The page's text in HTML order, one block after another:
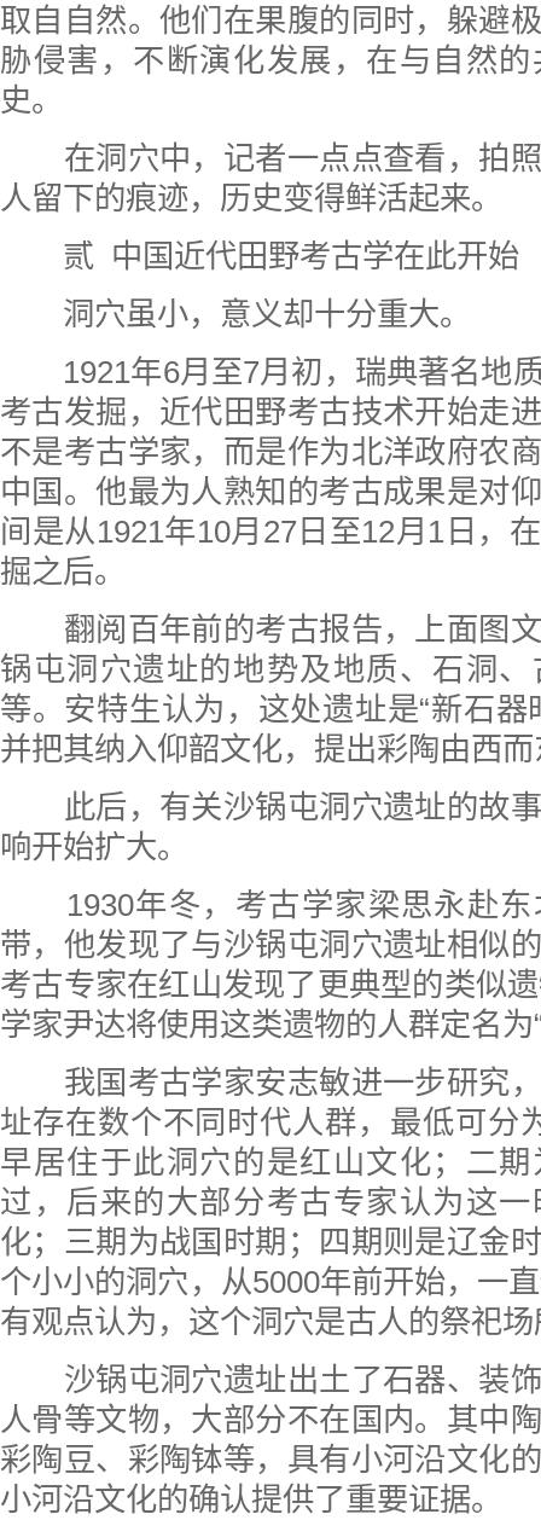
取自自然。他们在果腹的同时，躲避
胁侵害，不断演化发展，在与自然
史。
在洞穴中，记者一点点查看，拍照
人留下的痕迹，历史变得鲜活起来。
贰 中国近代田野考古学在此开始
洞穴虽小，意义却十分重大。
1921年6月至7月初，瑞典著名地
考古发掘，近代田野考古技术开始走
不是考古学家，而是作为北洋政府农
中国。他最为人熟知的考古成果是对
间是从1921年10月27日至12月1日，
掘之后。
翻阅百年前的考古报告，上面图文
锅屯洞穴遗址的地势及地质、石洞
等。安特生认为，这处遗址是“新石器
并把其纳入仰韶文化，提出彩陶由西
此后，有关沙锅屯洞穴遗址的故事
响开始扩大。
1930年冬，考古学家梁思永赴东
带，他发现了与沙锅屯洞穴遗址相似
考古专家在红山发现了更典型的类似
学家尹达将使用这类遗物的人群定名为
我国考古学家安志敏进一步研究，
址存在数个不同时代人群，最低可分
早居住于此洞穴的是红山文化；二
过，后来的大部分考古专家认为这
化；三期为战国时期；四期则是辽金
个小小的洞穴，从5000年前开始，一
有观点认为，这个洞穴是古人的祭祀
沙锅屯洞穴遗址出土了石器、装饰
人骨等文物，大部分不在国内。其中
彩陶豆、彩陶钵等，具有小河沿文化
小河沿文化的确认提供了重要证据‌。